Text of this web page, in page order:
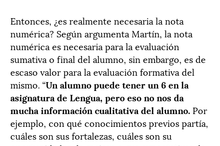
Entonces, ¿es realmente necesaria la nota
numérica? Según argumenta Martín, la nota
numérica es necesaria para la evaluación
sumativa o final del alumno, sin embargo, es de
escaso valor para la evaluación formativa del
mismo. “Un alumno puede tener un 6 en la
asignatura de Lengua, pero eso no nos da
mucha información cualitativa del alumno. Por
ejemplo, con qué conocimientos previos partía,
cuáles son sus fortalezas, cuáles son su